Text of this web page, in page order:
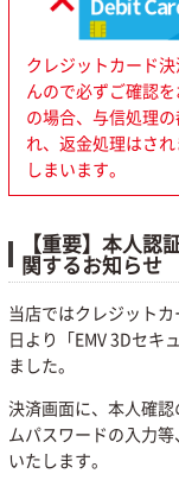
クレジットカード
んので必ずご確認
の場合、与信処理
れ、返金処理はさ
しまいます。
【重要】本人認
関するお知らせ
当店ではクレジット
日より「EMV 3Dセキ
ました。
決済画面に、本人確
ムパスワードの入力
いたします。